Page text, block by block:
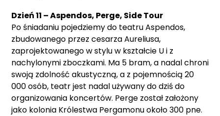
Dzień 11 – Aspendos, Perge, Side Tour
Po śniadaniu pojedziemy do teatru Aspendos,
zbudowanego przez cesarza Aureliusa,
zaprojektowanego w stylu w kształcie U i z
nachylonymi zboczkami. Ma 5 bram, a nadal chroni
swoją zdolność akustyczną, a z pojemnością 20
000 osób, teatr jest nadal używany do dziś do
organizowania koncertów. Perge został założony
jako kolonia Królestwa Pergamonu około 300 pne.